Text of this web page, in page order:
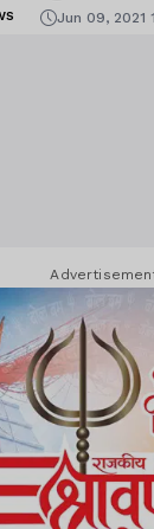
Jun 09, 2021